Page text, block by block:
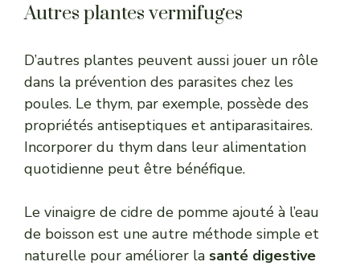
Autres plantes vermifuges
D’autres plantes peuvent aussi jouer un rôle
dans la prévention des parasites chez les
poules. Le thym, par exemple, possède des
propriétés antiseptiques et antiparasitaires.
Incorporer du thym dans leur alimentation
quotidienne peut être bénéfique.
Le vinaigre de cidre de pomme ajouté à l’eau
de boisson est une autre méthode simple et
naturelle pour améliorer la santé digestive